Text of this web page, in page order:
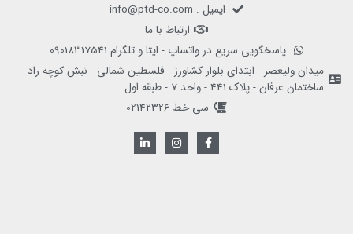
ایمیل : info@ptd-co.com
ارتباط با ما
پاسخگویی سریع در واتساپ - ایتا و تلگرام 09018317541
میدان ولیعصر - ابتدای بلوار کشاورز - فلسطین شمالی - نبش کوچه راد -
ساختمان عرفان - پلاک 441 - واحد 7 - طبقه اول
سی خط 02142326
F
a
c
I
n
s
L
i
n